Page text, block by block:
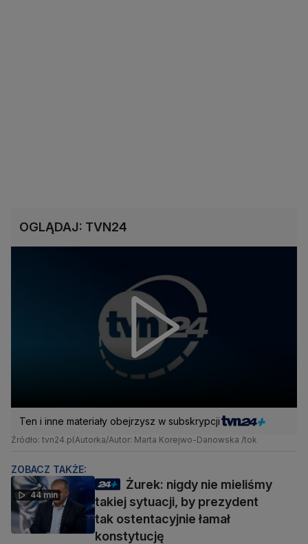
OGLĄDAJ: TVN24
Ten i inne materiały obejrzysz w subskrypcji
Źródło: tvn24.pl Autorka/Autor: Marta Korejwo-Danowska /tok
ZOBACZ TAKŻE:
44 min
Żurek: nigdy nie mieliśmy
takiej sytuacji, by prezydent
tak ostentacyjnie łamał
konstytucję